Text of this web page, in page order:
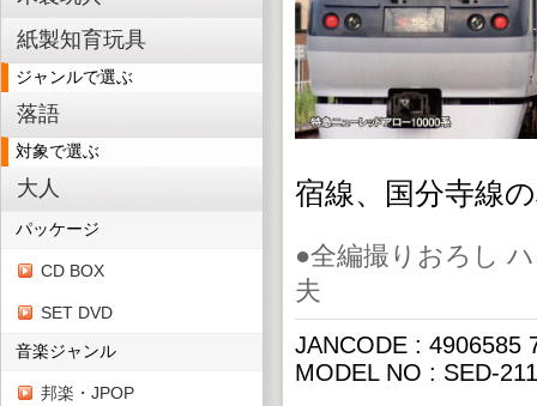
紙製知育玩具
ジャンルで選ぶ
落語
対象で選ぶ
大人
パッケージ
CD BOX
SET DVD
音楽ジャンル
邦楽・JPOP
宿線、国分寺線
●全編撮りおろし
夫
JANCODE : 4906585
MODEL NO : SED-